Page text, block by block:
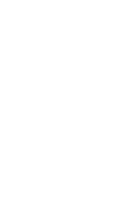
основание и матрас, в